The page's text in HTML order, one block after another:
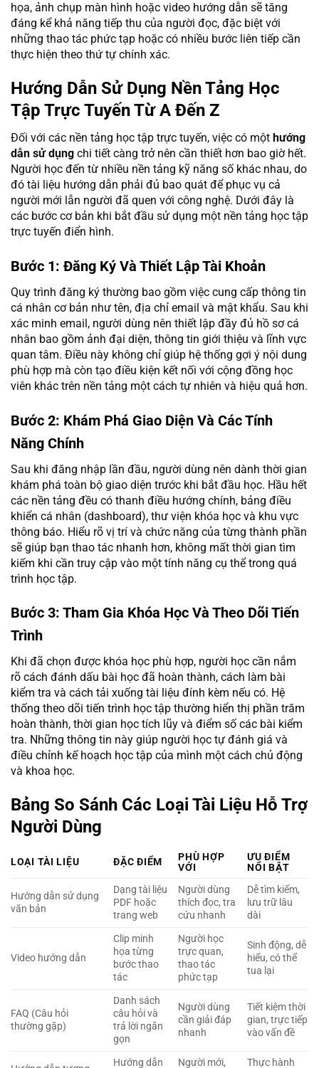
họa, ảnh chụp màn hình hoặc video hướng dẫn sẽ tăng
đáng kể khả năng tiếp thu của người đọc, đặc biệt với
những thao tác phức tạp hoặc có nhiều bước liên tiếp cần
thực hiện theo thứ tự chính xác.
Hướng Dẫn Sử Dụng Nền Tảng Học
Tập Trực Tuyến Từ A Đến Z
Đối với các nền tảng học tập trực tuyến, việc có một hướng
dẫn sử dụng chi tiết càng trở nên cần thiết hơn bao giờ hết.
Người học đến từ nhiều nền tảng kỹ năng số khác nhau, do
đó tài liệu hướng dẫn phải đủ bao quát để phục vụ cả
người mới lẫn người đã quen với công nghệ. Dưới đây là
các bước cơ bản khi bắt đầu sử dụng một nền tảng học tập
trực tuyến điển hình.
Bước 1: Đăng Ký Và Thiết Lập Tài Khoản
Quy trình đăng ký thường bao gồm việc cung cấp thông tin
cá nhân cơ bản như tên, địa chỉ email và mật khẩu. Sau khi
xác minh email, người dùng nên thiết lập đầy đủ hồ sơ cá
nhân bao gồm ảnh đại diện, thông tin giới thiệu và lĩnh vực
quan tâm. Điều này không chỉ giúp hệ thống gợi ý nội dung
phù hợp mà còn tạo điều kiện kết nối với cộng đồng học
viên khác trên nền tảng một cách tự nhiên và hiệu quả hơn.
Bước 2: Khám Phá Giao Diện Và Các Tính
Năng Chính
Sau khi đăng nhập lần đầu, người dùng nên dành thời gian
khám phá toàn bộ giao diện trước khi bắt đầu học. Hầu hết
các nền tảng đều có thanh điều hướng chính, bảng điều
khiển cá nhân (dashboard), thư viện khóa học và khu vực
thông báo. Hiểu rõ vị trí và chức năng của từng thành phần
sẽ giúp bạn thao tác nhanh hơn, không mất thời gian tìm
kiếm khi cần truy cập vào một tính năng cụ thể trong quá
trình học tập.
Bước 3: Tham Gia Khóa Học Và Theo Dõi Tiến
Trình
Khi đã chọn được khóa học phù hợp, người học cần nắm
rõ cách đánh dấu bài học đã hoàn thành, cách làm bài
kiểm tra và cách tải xuống tài liệu đính kèm nếu có. Hệ
thống theo dõi tiến trình học tập thường hiển thị phần trăm
hoàn thành, thời gian học tích lũy và điểm số các bài kiểm
tra. Những thông tin này giúp người học tự đánh giá và
điều chỉnh kế hoạch học tập của mình một cách chủ động
và khoa học.
Bảng So Sánh Các Loại Tài Liệu Hỗ Trợ
Người Dùng
LOẠI TÀI LIỆU ĐẶC ĐIỂM
PHÙ HỢP
VỚI
ƯU ĐIỂM
NỔI BẬT
Hướng dẫn sử dụng
văn bản
Dạng tài liệu
PDF hoặc
trang web
Người dùng
thích đọc, tra
cứu nhanh
Dễ tìm kiếm,
lưu trữ lâu
dài
Video hướng dẫn
Clip minh
họa từng
bước thao
tác
Người học
trực quan,
thao tác
phức tạp
Sinh động, dễ
hiểu, có thể
tua lại
FAQ (Câu hỏi
thường gặp)
Danh sách
câu hỏi và
trả lời ngắn
gọn
Người dùng
cần giải đáp
nhanh
Tiết kiệm thời
gian, trực tiếp
vào vấn đề
Hướng dẫn Người mới, Thực hành